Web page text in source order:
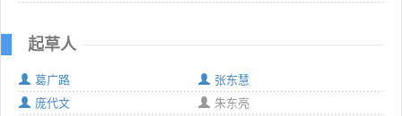
起草人
葛广路
张东慧
庞代文
朱东亮